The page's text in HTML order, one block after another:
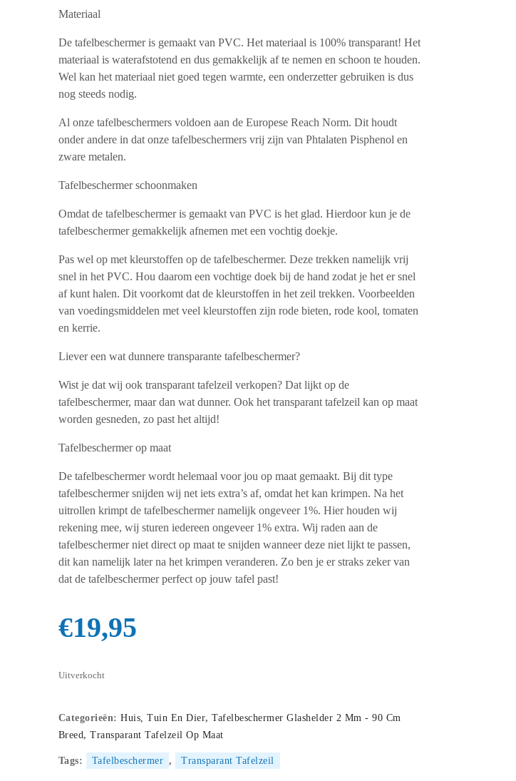
Materiaal
De tafelbeschermer is gemaakt van PVC. Het materiaal is 100% transparant! Het
materiaal is waterafstotend en dus gemakkelijk af te nemen en schoon te houden.
Wel kan het materiaal niet goed tegen warmte, een onderzetter gebruiken is dus
nog steeds nodig.
Al onze tafelbeschermers voldoen aan de Europese Reach Norm. Dit houdt
onder andere in dat onze tafelbeschermers vrij zijn van Phtalaten Pisphenol en
zware metalen.
Tafelbeschermer schoonmaken
Omdat de tafelbeschermer is gemaakt van PVC is het glad. Hierdoor kun je de
tafelbeschermer gemakkelijk afnemen met een vochtig doekje.
Pas wel op met kleurstoffen op de tafelbeschermer. Deze trekken namelijk vrij
snel in het PVC. Hou daarom een vochtige doek bij de hand zodat je het er snel
af kunt halen. Dit voorkomt dat de kleurstoffen in het zeil trekken. Voorbeelden
van voedingsmiddelen met veel kleurstoffen zijn rode bieten, rode kool, tomaten
en kerrie.
Liever een wat dunnere transparante tafelbeschermer?
Wist je dat wij ook transparant tafelzeil verkopen? Dat lijkt op de
tafelbeschermer, maar dan wat dunner. Ook het transparant tafelzeil kan op maat
worden gesneden, zo past het altijd!
Tafelbeschermer op maat
De tafelbeschermer wordt helemaal voor jou op maat gemaakt. Bij dit type
tafelbeschermer snijden wij net iets extra’s af, omdat het kan krimpen. Na het
uitrollen krimpt de tafelbeschermer namelijk ongeveer 1%. Hier houden wij
rekening mee, wij sturen iedereen ongeveer 1% extra. Wij raden aan de
tafelbeschermer niet direct op maat te snijden wanneer deze niet lijkt te passen,
dit kan namelijk later na het krimpen veranderen. Zo ben je er straks zeker van
dat de tafelbeschermer perfect op jouw tafel past!
€19,95
Uitverkocht
Categorieën:Huis, Tuin En Dier,Tafelbeschermer Glashelder 2 Mm - 90 Cm
Breed,Transparant Tafelzeil Op Maat
Tags: Tafelbeschermer , Transparant Tafelzeil